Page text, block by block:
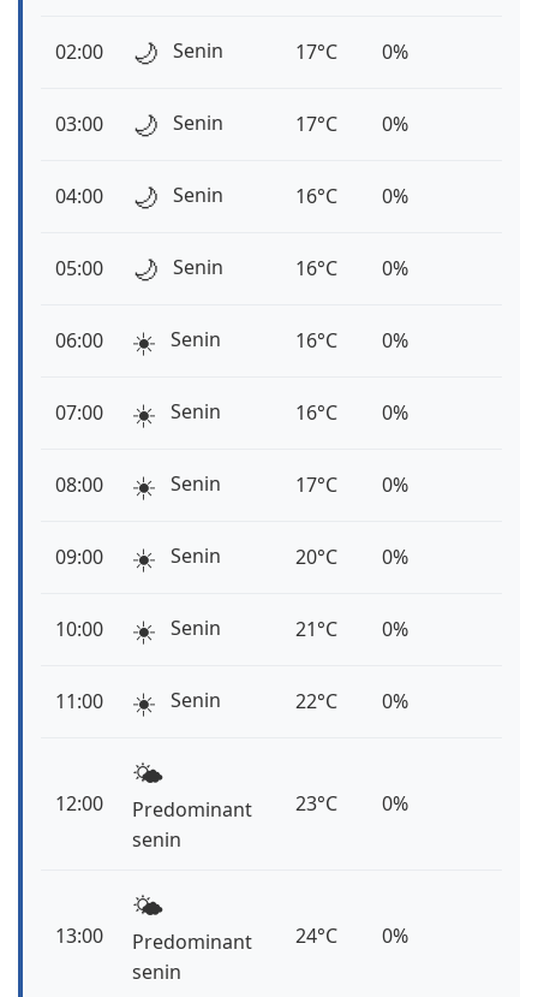
02:00 🌙 Senin 17°C 0%
03:00 🌙 Senin 17°C 0%
04:00 🌙 Senin 16°C 0%
05:00 🌙 Senin 16°C 0%
06:00 ☀️ Senin 16°C 0%
07:00 ☀️ Senin 16°C 0%
08:00 ☀️ Senin 17°C 0%
09:00 ☀️ Senin 20°C 0%
10:00 ☀️ Senin 21°C 0%
11:00 ☀️ Senin 22°C 0%
12:00
🌤️
Predominant
senin
23°C 0%
13:00
🌤️
Predominant
senin
24°C 0%